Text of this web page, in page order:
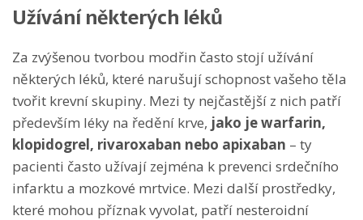
Užívání některých léků
Za zvýšenou tvorbou modřin často stojí užívání
některých léků, které narušují schopnost vašeho těla
tvořit krevní skupiny. Mezi ty nejčastější z nich patří
především léky na ředění krve, jako je warfarin,
klopidogrel, rivaroxaban nebo apixaban – ty
pacienti často užívají zejména k prevenci srdečního
infarktu a mozkové mrtvice. Mezi další prostředky,
které mohou příznak vyvolat, patří nesteroidní